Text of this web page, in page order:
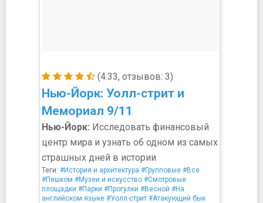
(4.33, отзывов: 3)
Нью-Йорк: Уолл-стрит и
Мемориал 9/11
Нью-Йорк: Исследовать финансовый
центр мира и узнать об одном из самых
страшных дней в истории
Теги: #История и архитектура #Групповые #Все
#Пешком #Музеи и искусство #Смотровые
площадки #Парки #Прогулки #Весной #На
английском языке #Уолл-стрит #Атакующий бык